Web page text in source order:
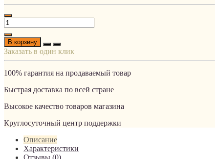
В корзину
Заказать в один клик
100% гарантия на продаваемый товар
Быстрая доставка по всей стране
Высокое качество товаров магазина
Круглосуточный центр поддержки
Описание
Характеристики
Отзывы (0)